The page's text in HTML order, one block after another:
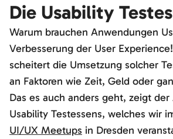
Die Usability
Warum brauchen Anwendungen
Verbesserung der User
scheitert die Umsetzung solcher
an Faktoren wie Zeit, Geld oder
Das es auch anders geht, zeigt der
Usability Testessens, welches wir
UI/UX Meetups in Dresden